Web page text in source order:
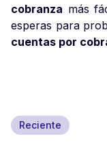
cobranza más
esperas para
cuentas por
Reciente